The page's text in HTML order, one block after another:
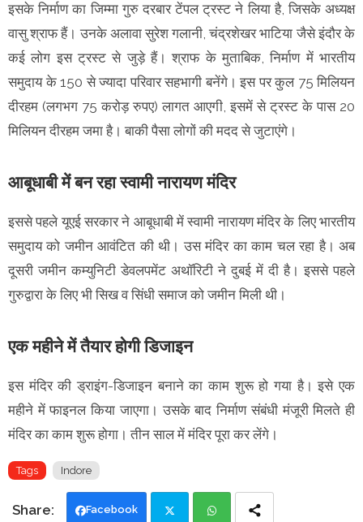
इसके निर्माण का जिम्मा गुरु दरबार टेंपल ट्रस्ट ने लिया है, जिसके अध्यक्ष
वासु श्राफ हैं। उनके अलावा सुरेश गलानी, चंद्रशेखर भाटिया जैसे इंदौर के
कई लोग इस ट्रस्ट से जुड़े हैं। श्राफ के मुताबिक, निर्माण में भारतीय
समुदाय के 150 से ज्यादा परिवार सहभागी बनेंगे। इस पर कुल 75 मिलियन
दीरहम (लगभग 75 करोड़ रुपए) लागत आएगी, इसमें से ट्रस्ट के पास 20
मिलियन दीरहम जमा है। बाकी पैसा लोगों की मदद से जुटाएंगे।
आबूधाबी में बन रहा स्वामी नारायण मंदिर
इससे पहले यूएई सरकार ने आबूधाबी में स्वामी नारायण मंदिर के लिए भारतीय
समुदाय को जमीन आवंटित की थी। उस मंदिर का काम चल रहा है। अब
दूसरी जमीन कम्युनिटी डेवलपमेंट अथॉरिटी ने दुबई में दी है। इससे पहले
गुरुद्वारा के लिए भी सिख व सिंधी समाज को जमीन मिली थी।
एक महीने में तैयार होगी डिजाइन
इस मंदिर की ड्राइंग-डिजाइन बनाने का काम शुरू हो गया है। इसे एक
महीने में फाइनल किया जाएगा। उसके बाद निर्माण संबंधी मंजूरी मिलते ही
मंदिर का काम शुरू होगा। तीन साल में मंदिर पूरा कर लेंगे।
Tags Indore
Facebook